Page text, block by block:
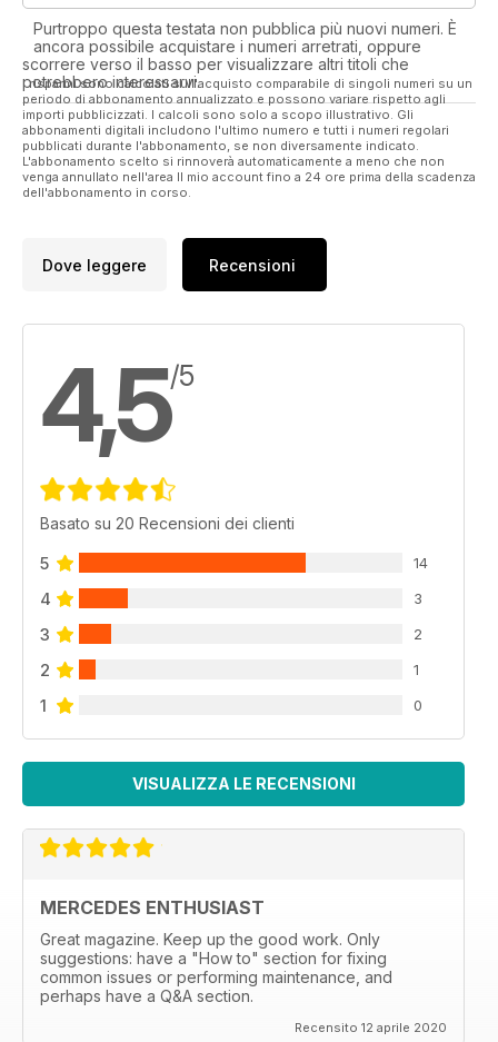
Purtroppo questa testata non pubblica più nuovi numeri. È
ancora possibile acquistare i numeri arretrati, oppure
scorrere verso il basso per visualizzare altri titoli che
potrebbero interessarvi.
I risparmi sono calcolati sull'acquisto comparabile di singoli numeri su un
periodo di abbonamento annualizzato e possono variare rispetto agli
importi pubblicizzati. I calcoli sono solo a scopo illustrativo. Gli
abbonamenti digitali includono l'ultimo numero e tutti i numeri regolari
pubblicati durante l'abbonamento, se non diversamente indicato.
L'abbonamento scelto si rinnoverà automaticamente a meno che non
venga annullato nell'area Il mio account fino a 24 ore prima della scadenza
dell'abbonamento in corso.
Dove leggere Recensioni
4,5/5
Basato su 20 Recensioni dei clienti
5 14
4 3
3 2
2 1
1 0
VISUALIZZA LE RECENSIONI
MERCEDES ENTHUSIAST
Great magazine. Keep up the good work. Only
suggestions: have a "How to" section for fixing
common issues or performing maintenance, and
perhaps have a Q&A section.
Recensito 12 aprile 2020